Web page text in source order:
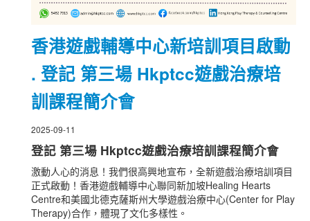
香港遊戲輔導中心新培訓項目啟動
. 登記 第三場 Hkptcc遊戲治療培
訓課程簡介會
2025-09-11
登記 第三場 Hkptcc遊戲治療培訓課程簡介會
激動人心的消息！我們很高興地宣布，全新遊戲治療培訓項目
正式啟動！香港遊戲輔導中心聯同新加坡Healing Hearts
Centre和美國北德克薩斯州大學遊戲治療中心(Center for Play
Therapy)合作，體現了文化多樣性。